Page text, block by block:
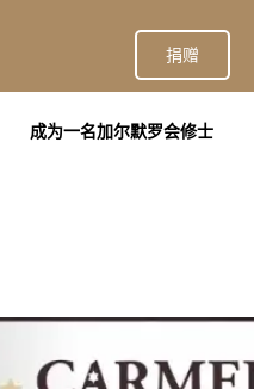
捐赠
成为一名加尔默罗会修士